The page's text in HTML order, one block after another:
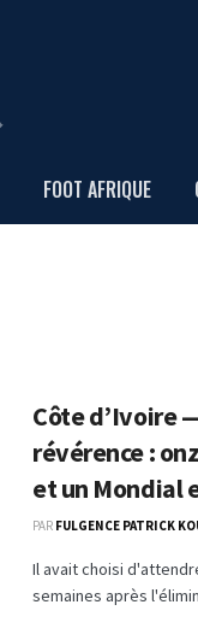
FOOT AFRIQUE
Côte d’Ivoire
révérence :
et un Mondial
PAR FULGENCE PATRICK
Il avait choisi
semaines après